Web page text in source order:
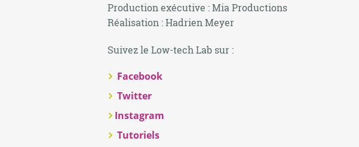
Production exécutive : Mia Productions
Réalisation : Hadrien Meyer
Suivez le Low-tech Lab sur :
Facebook
Twitter
Instagram
Tutoriels